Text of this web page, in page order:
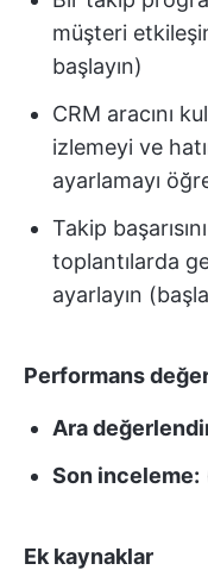
müşteri
başlayın)
CRM aracını
izlemeyi ve
ayarlamayı
Takip
toplantılarda
ayarlayın
Performans
Ara
Son inceleme:
Ek kaynaklar